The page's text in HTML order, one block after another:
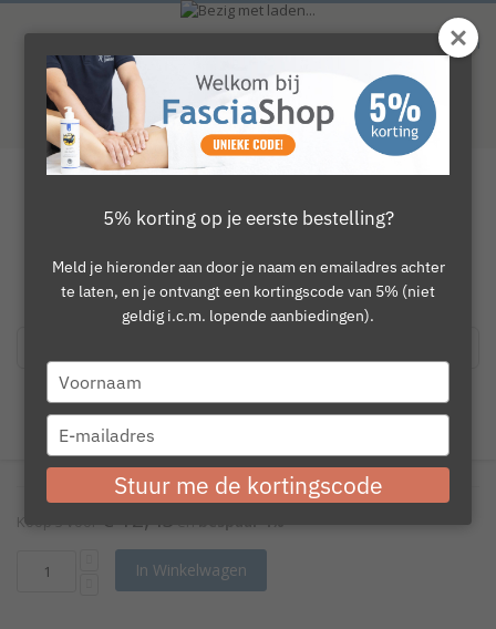
naar
beoordelingen
Gratis verzending vanaf €150
50 dagen bedenktijd
Deskunding advies
Nav
gallerij
afbeeldingen-
gallerij
LP
Polsbrace LP
Waardering:
100
(1 Review)
€ 15,95Special
Price
€ 12,95 incl.9% BTW
LEVERTIJD : 1-3 WERKDAGEN
Koop 3 voor € 12,45
In Winkelwagen
5% korting op je eerste bestelling?
Meld je hieronder aan door je naam en emailadres achter
te laten, en je ontvangt een kortingscode van 5% (niet
geldig i.c.m. lopende aanbiedingen).
Type
your
name
Type
your
email
Stuur me de kortingscode